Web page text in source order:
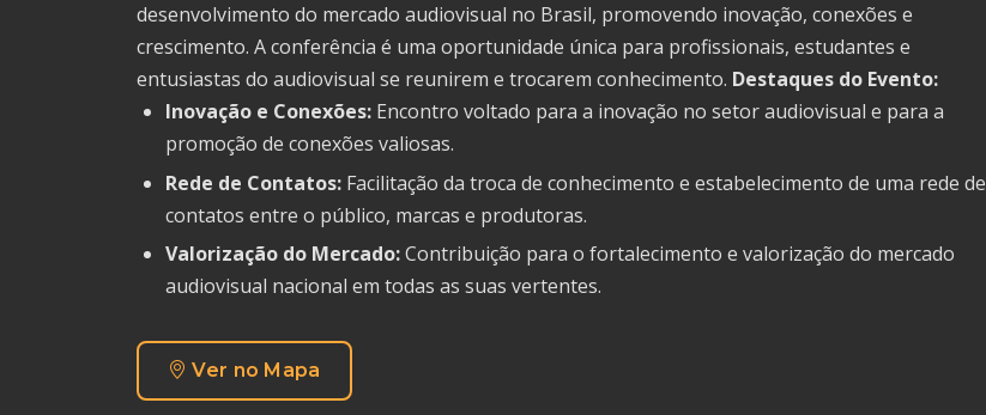
desenvolvimento do mercado audiovisual no Brasil, promovendo inovação, conexões e
crescimento. A conferência é uma oportunidade única para profissionais, estudantes e
entusiastas do audiovisual se reunirem e trocarem conhecimento. Destaques do Evento:
Inovação e Conexões: Encontro voltado para a inovação no setor audiovisual e para a
promoção de conexões valiosas.
Rede de Contatos: Facilitação da troca de conhecimento e estabelecimento de uma rede de
contatos entre o público, marcas e produtoras.
Valorização do Mercado:Contribuição para o fortalecimento e valorização do mercado
audiovisual nacional em todas as suas vertentes.
Ver no Mapa